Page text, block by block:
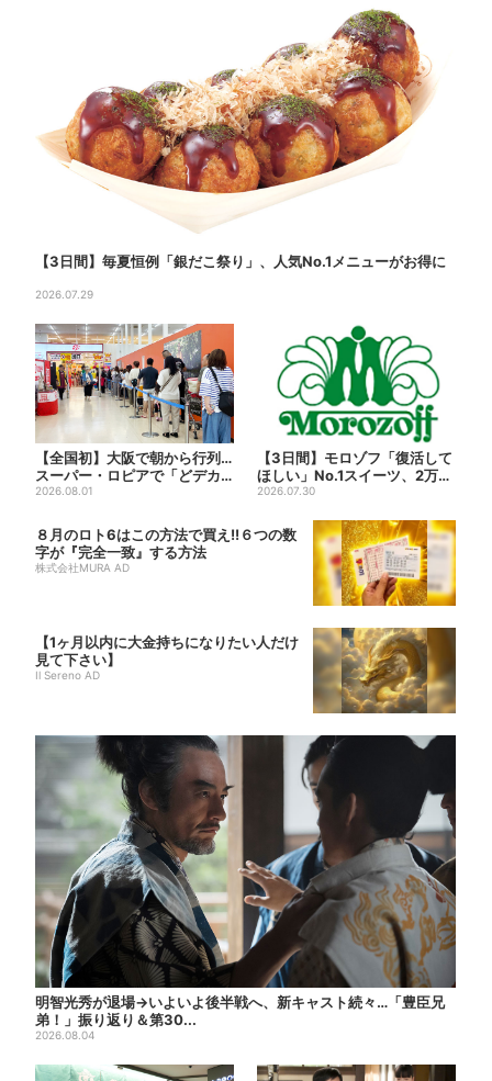
【3日間】毎夏恒例「銀だこ祭り」、人気No.1メニューがお得に
2026.07.29
【全国初】大阪で朝から行列…
スーパー・ロピアで「どデカ
抽選会」、開始30分で“1...
2026.08.01
【3日間】モロゾフ「復活して
ほしい」No.1スイーツ、2万3
865票から選ばれた...
2026.07.30
８月のロト6はこの方法で買え!!６つの数
字が『完全一致』する方法
株式会社MURA AD
【1ヶ月以内に大金持ちになりたい人だけ
見て下さい】
Il Sereno AD
明智光秀が退場→いよいよ後半戦へ、新キャスト続々…「豊臣兄
弟！」振り返り＆第30...
2026.08.04